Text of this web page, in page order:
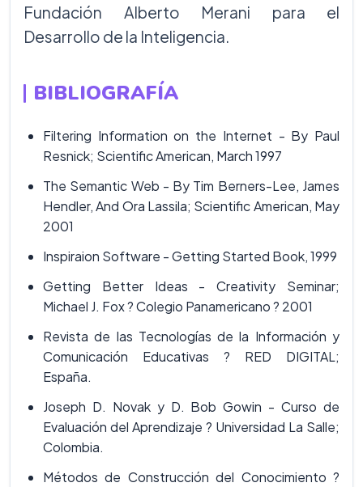
Fundación Alberto Merani para el
Desarrollo de la Inteligencia.
BIBLIOGRAFÍA
Filtering Information on the Internet - By Paul
Resnick; Scientific American, March 1997
The Semantic Web - By Tim Berners-Lee, James
Hendler, And Ora Lassila; Scientific American, May
2001
Inspiraion Software - Getting Started Book, 1999
Getting Better Ideas - Creativity Seminar;
Michael J. Fox ? Colegio Panamericano ? 2001
Revista de las Tecnologías de la Información y
Comunicación Educativas ? RED DIGITAL;
España.
Joseph D. Novak y D. Bob Gowin - Curso de
Evaluación del Aprendizaje ? Universidad La Salle;
Colombia.
Métodos de Construcción del Conocimiento ?